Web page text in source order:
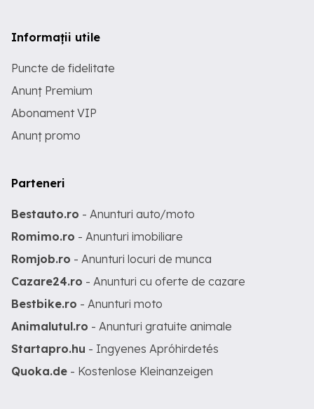
Informații utile
Puncte de fidelitate
Anunț Premium
Abonament VIP
Anunț promo
Parteneri
Bestauto.ro - Anunturi auto/moto
Romimo.ro - Anunturi imobiliare
Romjob.ro - Anunturi locuri de munca
Cazare24.ro - Anunturi cu oferte de cazare
Bestbike.ro - Anunturi moto
Animalutul.ro - Anunturi gratuite animale
Startapro.hu - Ingyenes Apróhirdetés
Quoka.de - Kostenlose Kleinanzeigen